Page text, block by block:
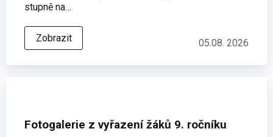
stupně na…
Zobrazit 05.08. 2026
Fotogalerie z vyřazení žáků 9. ročníku